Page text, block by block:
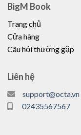
BigM Book
Trang chủ
Cửa hàng
Câu hỏi thường gặp
Liên hệ
support@octa.vn
02435567567